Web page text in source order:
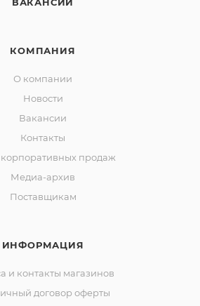
КОМПАНИЯ
О компании
Новости
Вакансии
Контакты
продаж
Медиа-архив
Поставщикам
ИНФОРМАЦИЯ
и контакты магазинов
договор оферты